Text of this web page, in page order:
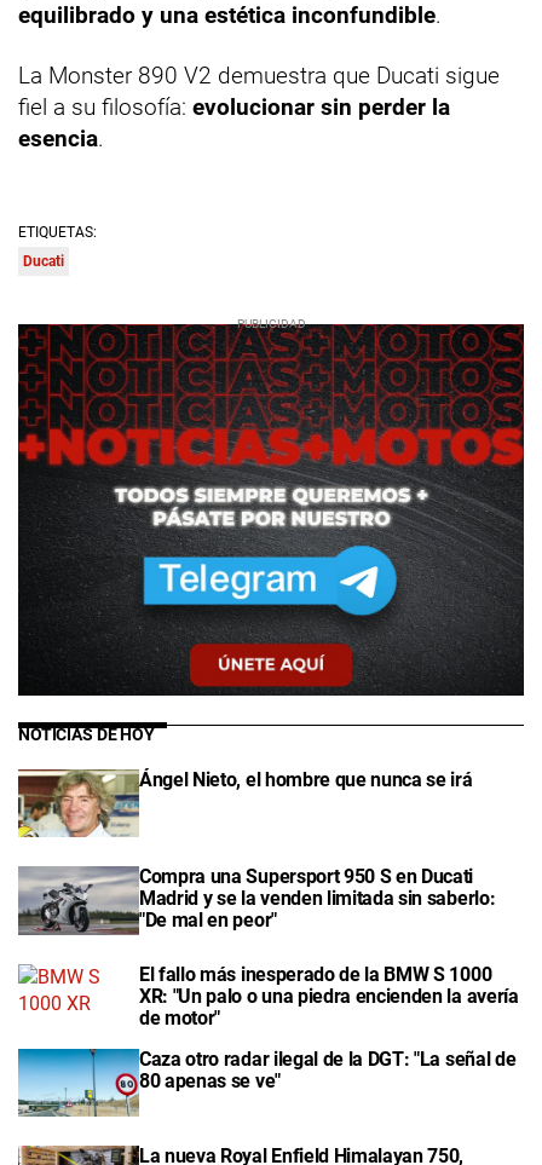
equilibrado y una estética inconfundible.
La Monster 890 V2 demuestra que Ducati sigue
fiel a su filosofía: evolucionar sin perder la
esencia.
ETIQUETAS:
Ducati
NOTICIAS DE HOY
Ángel Nieto, el hombre que nunca se irá
Compra una Supersport 950 S en Ducati
Madrid y se la venden limitada sin saberlo:
"De mal en peor"
El fallo más inesperado de la BMW S 1000
XR: "Un palo o una piedra encienden la avería
de motor"
Caza otro radar ilegal de la DGT: "La señal de
80 apenas se ve"
La nueva Royal Enfield Himalayan 750,